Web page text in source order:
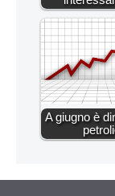
A giugno è